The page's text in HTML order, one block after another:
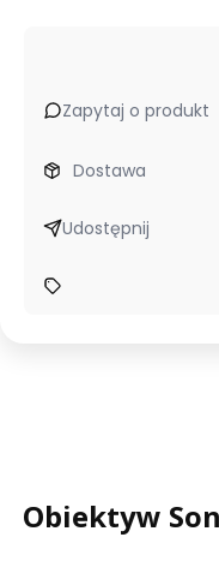
Zapytaj o produkt
Dostawa
Udostępnij
Obiektyw